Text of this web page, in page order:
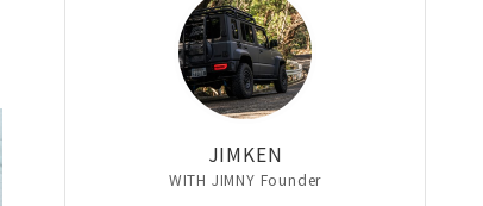
JIMKEN
WITH JIMNY Founder